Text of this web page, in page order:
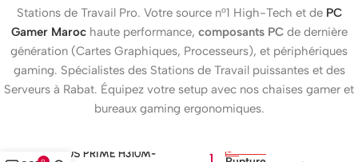
Stations de Travail Pro. Votre source n°1 High-Tech et de PC
Gamer Marochaute performance, composants PCde dernière
génération (Cartes Graphiques, Processeurs), et périphériques
gaming. Spécialistes des Stations de Travail puissantes et des
Serveurs à Rabat. Équipez votre setup avec nos chaises gamer et
bureaux gaming ergonomiques.
ASUS PRIME H310M-
1